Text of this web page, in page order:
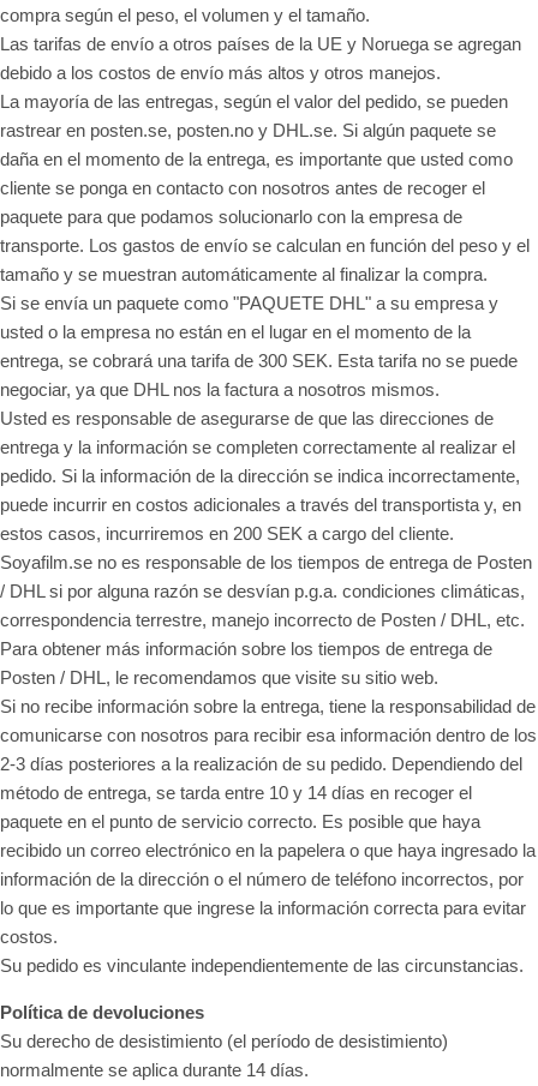
compra según el peso, el volumen y el tamaño.
Las tarifas de envío a otros países de la UE y Noruega se agregan
debido a los costos de envío más altos y otros manejos.
La mayoría de las entregas, según el valor del pedido, se pueden
rastrear en posten.se, posten.no y DHL.se. Si algún paquete se
daña en el momento de la entrega, es importante que usted como
cliente se ponga en contacto con nosotros antes de recoger el
paquete para que podamos solucionarlo con la empresa de
transporte. Los gastos de envío se calculan en función del peso y el
tamaño y se muestran automáticamente al finalizar la compra.
Si se envía un paquete como "PAQUETE DHL" a su empresa y
usted o la empresa no están en el lugar en el momento de la
entrega, se cobrará una tarifa de 300 SEK. Esta tarifa no se puede
negociar, ya que DHL nos la factura a nosotros mismos.
Usted es responsable de asegurarse de que las direcciones de
entrega y la información se completen correctamente al realizar el
pedido. Si la información de la dirección se indica incorrectamente,
puede incurrir en costos adicionales a través del transportista y, en
estos casos, incurriremos en 200 SEK a cargo del cliente.
Soyafilm.se no es responsable de los tiempos de entrega de Posten
/ DHL si por alguna razón se desvían p.g.a. condiciones climáticas,
correspondencia terrestre, manejo incorrecto de Posten / DHL, etc.
Para obtener más información sobre los tiempos de entrega de
Posten / DHL, le recomendamos que visite su sitio web.
Si no recibe información sobre la entrega, tiene la responsabilidad de
comunicarse con nosotros para recibir esa información dentro de los
2-3 días posteriores a la realización de su pedido. Dependiendo del
método de entrega, se tarda entre 10 y 14 días en recoger el
paquete en el punto de servicio correcto. Es posible que haya
recibido un correo electrónico en la papelera o que haya ingresado la
información de la dirección o el número de teléfono incorrectos, por
lo que es importante que ingrese la información correcta para evitar
costos.
Su pedido es vinculante independientemente de las circunstancias.
Política de devoluciones
Su derecho de desistimiento (el período de desistimiento)
normalmente se aplica durante 14 días.